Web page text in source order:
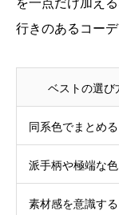
行きのあるコー
ベストの選び
同系色でまとめる
派手柄や極端な色
素材感を意識する